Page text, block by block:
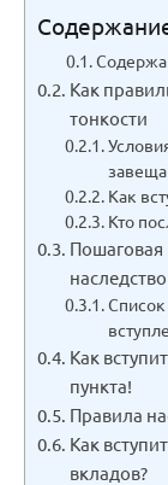
Как
тонкости
Как
Кто
Пошаговая
Как
пункта!
Правила
Как
вкладов?